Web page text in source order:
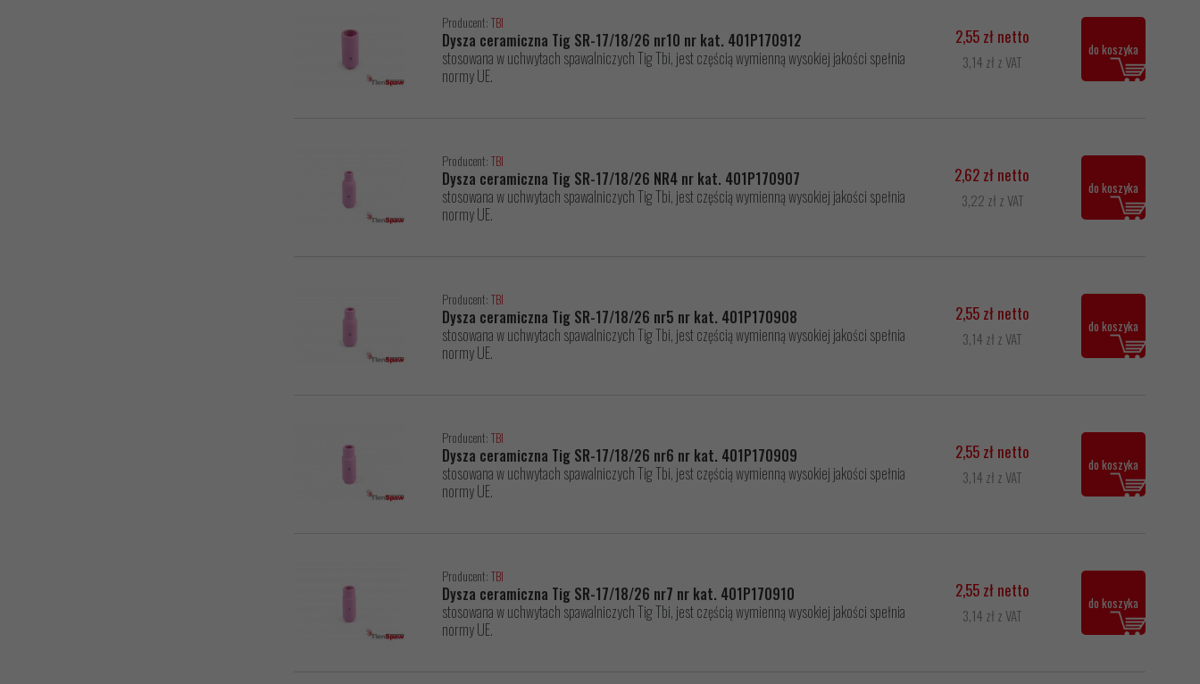
Producent:TBI
Dysza ceramiczna Tig SR-17/18/26 nr10 nr kat. 401P170912
stosowana w uchwytach spawalniczych Tig Tbi, jest częścią wymienną wysokiej jakości spełnia
normy UE.
2,55 zł netto
3,14 zł z VAT
do koszyka
Producent:TBI
Dysza ceramiczna Tig SR-17/18/26 NR4 nr kat. 401P170907
stosowana w uchwytach spawalniczych Tig Tbi, jest częścią wymienną wysokiej jakości spełnia
normy UE.
2,62 zł netto
3,22 zł z VAT
do koszyka
Producent:TBI
Dysza ceramiczna Tig SR-17/18/26 nr5 nr kat. 401P170908
stosowana w uchwytach spawalniczych Tig Tbi, jest częścią wymienną wysokiej jakości spełnia
normy UE.
2,55 zł netto
3,14 zł z VAT
do koszyka
Producent:TBI
Dysza ceramiczna Tig SR-17/18/26 nr6 nr kat. 401P170909
stosowana w uchwytach spawalniczych Tig Tbi, jest częścią wymienną wysokiej jakości spełnia
normy UE.
2,55 zł netto
3,14 zł z VAT
do koszyka
Producent:TBI
Dysza ceramiczna Tig SR-17/18/26 nr7 nr kat. 401P170910
stosowana w uchwytach spawalniczych Tig Tbi, jest częścią wymienną wysokiej jakości spełnia
normy UE.
2,55 zł netto
3,14 zł z VAT
do koszyka